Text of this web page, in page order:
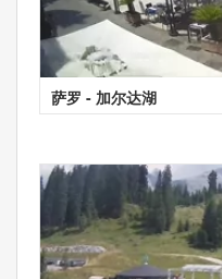
萨罗 - 加尔达湖